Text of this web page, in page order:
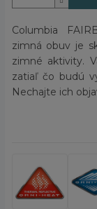
Columbia
zimná obuv je
zimné aktivity.
zatiaľ čo budú
Nechajte ich